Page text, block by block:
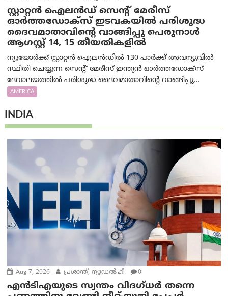
സ്റ്റാറ്റൻ ഐലൻഡ് സെന്റ് മേരീസ്
ഓർത്തഡോക്സ് ഇടവകയിൽ പരിശുദ്ധ
ദൈവമാതാവിന്റെ വാങ്ങിപ്പു പെരുനാൾ
ആഗസ്റ്റ് 14, 15 തീയതികളിൽ
ന്യൂയോർക്ക് സ്റ്റാറ്റൻ ഐലൻഡിൽ 130 പാർക്ക് അവന്യൂവിൽ
സ്ഥിതി ചെയ്യുന്ന സെന്റ് മേരീസ് ഇന്ത്യൻ ഓർത്തഡോക്സ്
ദേവാലയത്തിൽ പരിശുദ്ധ ദൈവമാതാവിന്റെ വാങ്ങിപ്പു...
AMERICA
INDIA
Aug 7, 2026 പ്രശാന്ത്, ന്യൂഡല്‍ഹി 0
എൻ‌ടി‌എയുടെ സ്വന്തം വിദഗ്ധർ തന്നെ